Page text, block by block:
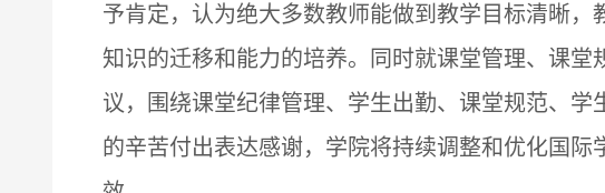
予肯定，认为绝大多数教师能做到教学目标清晰
知识的迁移和能力的培养。同时就课堂管理、课
议，围绕课堂纪律管理、学生出勤、课堂规范、
的辛苦付出表达感谢，学院将持续调整和优化国